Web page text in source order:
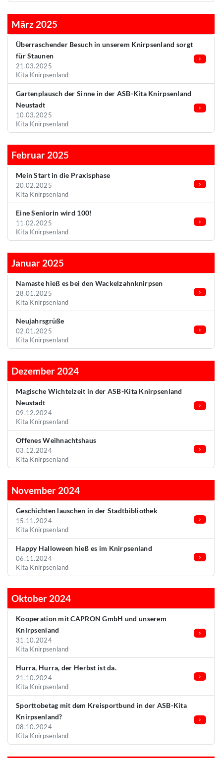
März 2025
Überraschender Besuch in unserem Knirpsenland sorgt
für Staunen
21.03.2025
Kita Knirpsenland
Gartenplausch der Sinne in der ASB-Kita Knirpsenland
Neustadt
10.03.2025
Kita Knirpsenland
Februar 2025
Mein Start in die Praxisphase
20.02.2025
Kita Knirpsenland
Eine Seniorin wird 100!
11.02.2025
Kita Knirpsenland
Januar 2025
Namaste hieß es bei den Wackelzahnknirpsen
28.01.2025
Kita Knirpsenland
Neujahrsgrüße
02.01.2025
Kita Knirpsenland
Dezember 2024
Magische Wichtelzeit in der ASB-Kita Knirpsenland
Neustadt
09.12.2024
Kita Knirpsenland
Offenes Weihnachtshaus
03.12.2024
Kita Knirpsenland
November 2024
Geschichten lauschen in der Stadtbibliothek
15.11.2024
Kita Knirpsenland
Happy Halloween hieß es im Knirpsenland
06.11.2024
Kita Knirpsenland
Oktober 2024
Kooperation mit CAPRON GmbH und unserem
Knirpsenland
31.10.2024
Kita Knirpsenland
Hurra, Hurra, der Herbst ist da.
21.10.2024
Kita Knirpsenland
Sporttobetag mit dem Kreisportbund in der ASB-Kita
Knirpsenland?
08.10.2024
Kita Knirpsenland